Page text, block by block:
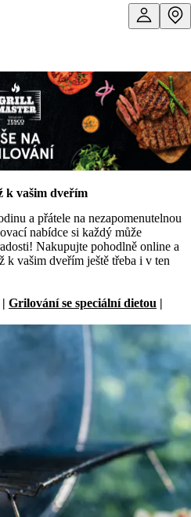
k vašim dveřím
a přátele na nezapomenutelnou
nabídce si každý může
Nakupujte pohodlně online a
k vašim dveřím ještě třeba i v ten
| Grilování se speciální dietou |